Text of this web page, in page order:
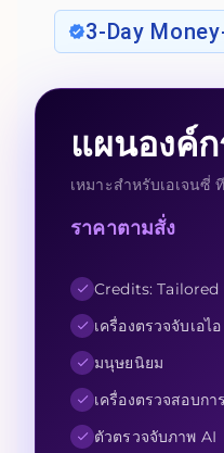
3-Day
แผนองค์
เหมาะสำหรับเอเจนซี่
ราคาตามสั่ง
Credits: Tailored
เครื่องตรวจจับเอไอ
มนุษยนิยม
เครื่องตรวจสอบก
ตัวตรวจจับภาพ AI